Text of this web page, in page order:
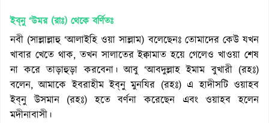
ইব্‌নু ‘উমর (রাঃ) থেকে বর্ণিতঃ
নবী (সাল্লাল্লাহু ‘আলাইহি ওয়া সাল্লাম) বলেছেনঃ তোমাদের কেউ যখন
খাবার খেতে থাক, তখন সালাতের ইক্বামাত হয়ে গেলেও খাওয়া শেষ
না করে তাড়াহুড়া করবেনা। আবু ‘আবদুল্লাহ ইমাম বুখারী (রহঃ)
বলেন, আমাকে ইবরাহীম ইব্‌নু মুনযির (রহঃ) এ হাদীসটি ওয়াহব
ইব্‌নু উসমান (রহঃ) হতে বর্ণনা করেছেন এবং ওয়াহব হলেন
মদীনাবাসী।